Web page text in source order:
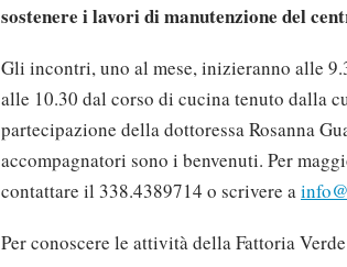
sostenere i lavori di manutenzione del
Gli incontri, uno al mese, inizieranno alle
alle 10.30 dal corso di cucina tenuto dalla
partecipazione della dottoressa Rosanna
accompagnatori sono i benvenuti. Per
contattare il 338.4389714 o scrivere a
Per conoscere le attività della Fattoria